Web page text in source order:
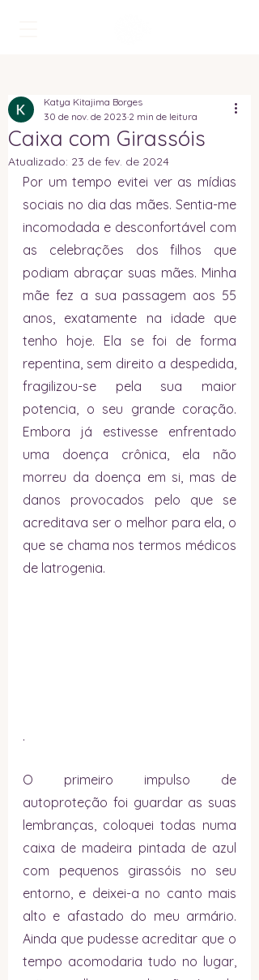
Caixa com Girassóis
Katya Kitajima Borges
30 de nov. de 2023 2 min de leitura
Atualizado: 23 de fev. de 2024
Por um tempo evitei ver as mídias
sociais no dia das mães. Sentia-me
incomodada e desconfortável com
as celebrações dos filhos que
podiam abraçar suas mães. Minha
mãe fez a sua passagem aos 55
anos, exatamente na idade que
tenho hoje. Ela se foi de forma
repentina, sem direito a despedida,
fragilizou-se pela sua maior
potencia, o seu grande coração.
Embora já estivesse enfrentado
uma doença crônica, ela não
morreu da doença em si, mas de
danos provocados pelo que se
acreditava ser o melhor para ela, o
que se chama nos termos médicos
de latrogenia.
.
O primeiro impulso de
autoproteção foi guardar as suas
lembranças, coloquei todas numa
caixa de madeira pintada de azul
com pequenos girassóis no seu
entorno, e deixei-a no canto mais
alto e afastado do meu armário.
Ainda que pudesse acreditar que o
tempo acomodaria tudo no lugar,